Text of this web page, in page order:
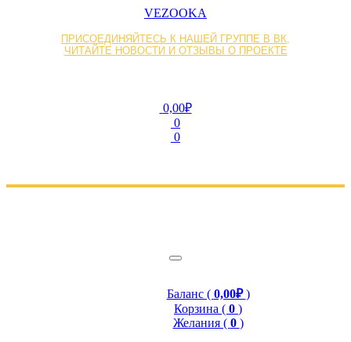
VEZOOKA
ПРИСОЕДИНЯЙТЕСЬ К НАШЕЙ ГРУППЕ В ВК,
ЧИТАЙТЕ НОВОСТИ И ОТЗЫВЫ О ПРОЕКТЕ
0,00₽
0
0
Баланс ( 0,00₽)
Корзина ( 0 )
Желания ( 0 )